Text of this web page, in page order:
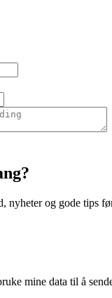
nyheter og gode tips
mine data til å